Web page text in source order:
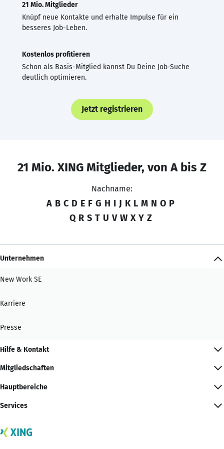
21 Mio. Mitglieder
Knüpf neue Kontakte und erhalte Impulse für ein
besseres Job-Leben.
Kostenlos profitieren
Schon als Basis-Mitglied kannst Du Deine Job-Suche
deutlich optimieren.
Jetzt registrieren
21 Mio. XING Mitglieder, von A bis Z
Nachname:
A B C D E F G H I J K L M N O P
Q R S T U V W X Y Z
Unternehmen
New Work SE
Karriere
Presse
Hilfe & Kontakt
Mitgliedschaften
Hauptbereiche
Services